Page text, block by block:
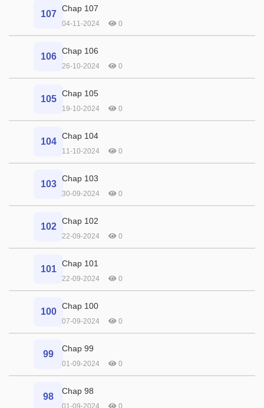
107
Chap 107
04-11-2024 0
106
Chap 106
26-10-2024 0
105
Chap 105
19-10-2024 0
104
Chap 104
11-10-2024 0
103
Chap 103
30-09-2024 0
102
Chap 102
22-09-2024 0
101
Chap 101
22-09-2024 0
100
Chap 100
07-09-2024 0
99
Chap 99
01-09-2024 0
98
Chap 98
01-09-2024 0